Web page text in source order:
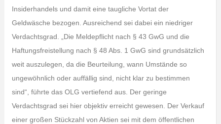
Insiderhandels und damit eine taugliche Vortat der
Geldwäsche bezogen. Ausreichend sei dabei ein niedriger
Verdachtsgrad. „Die Meldepflicht nach § 43 GwG und die
Haftungsfreistellung nach § 48 Abs. 1 GwG sind grundsätzlich
weit auszulegen, da die Beurteilung, wann Umstände so
ungewöhnlich oder auffällig sind, nicht klar zu bestimmen
sind“, führte das OLG vertiefend aus. Der geringe
Verdachtsgrad sei hier objektiv erreicht gewesen. Der Verkauf
einer großen Stückzahl von Aktien sei mit dem öffentlichen